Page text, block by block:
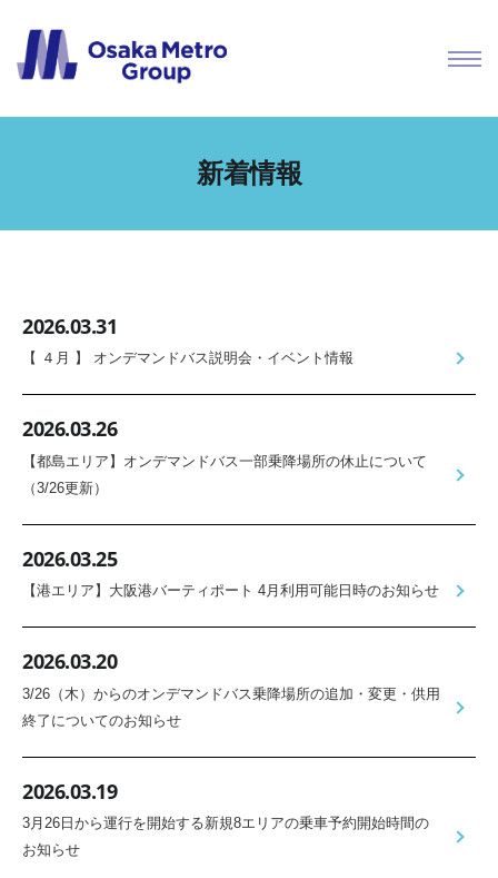
新着情報
2026.03.31
【 ４月 】 オンデマンドバス説明会・イベント情報
2026.03.26
【都島エリア】オンデマンドバス一部乗降場所の休止について
（3/26更新）
2026.03.25
【港エリア】大阪港バーティポート 4月利用可能日時のお知らせ
2026.03.20
3/26（木）からのオンデマンドバス乗降場所の追加・変更・供用
終了についてのお知らせ
2026.03.19
3月26日から運行を開始する新規8エリアの乗車予約開始時間の
お知らせ